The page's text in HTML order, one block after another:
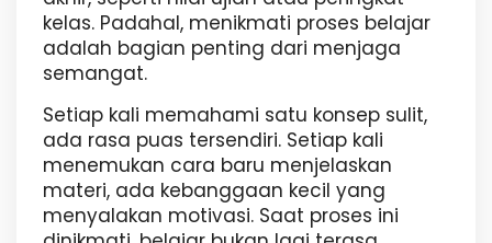
kelas. Padahal, menikmati proses belajar
adalah bagian penting dari menjaga
semangat.
Setiap kali memahami satu konsep sulit,
ada rasa puas tersendiri. Setiap kali
menemukan cara baru menjelaskan
materi, ada kebanggaan kecil yang
menyalakan motivasi. Saat proses ini